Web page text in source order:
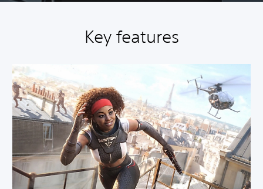
Key features